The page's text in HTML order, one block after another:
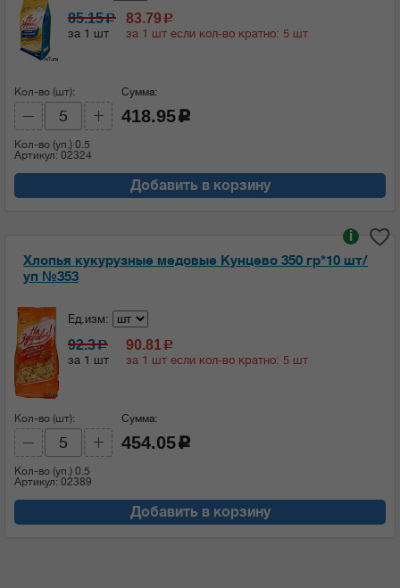
85.15c
за 1 шт
83.79c
за 1 шт если кол-во кратно: 5 шт
Кол-во (шт):
Кол-во (уп.) 0.5
Артикул: 02324
Сумма:
418.95 c
Добавить в корзину
Хлопья кукурузные медовые Кунцево 350 гр*10 шт/
уп №353
i
Ед.изм:
92.3c
за 1 шт
90.81c
за 1 шт если кол-во кратно: 5 шт
Кол-во (шт):
Кол-во (уп.) 0.5
Артикул: 02389
Сумма:
454.05 c
Добавить в корзину